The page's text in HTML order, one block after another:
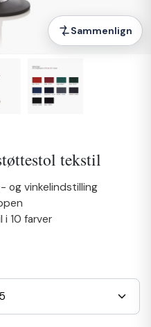
Sammenlign
tekstil
og vinkelindstilling
i 10 farver